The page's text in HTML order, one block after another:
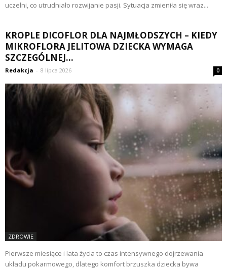
uczelni, co utrudniało rozwijanie pasji. Sytuacja zmieniła się wraz...
KROPLE DICOFLOR DLA NAJMŁODSZYCH – KIEDY
MIKROFLORA JELITOWA DZIECKA WYMAGA
SZCZEGÓLNEJ...
Redakcja - 8 lipca 2026 0
ZDROWIE
Pierwsze miesiące i lata życia to czas intensywnego dojrzewania
układu pokarmowego, dlatego komfort brzuszka dziecka bywa